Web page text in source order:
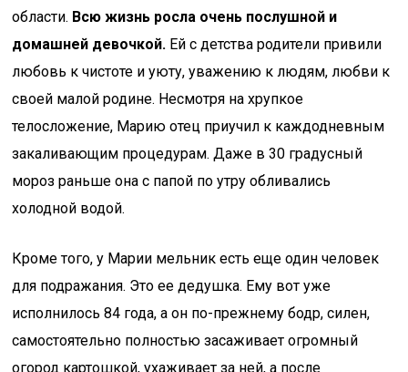
области. Всю жизнь росла очень послушной и
домашней девочкой. Ей с детства родители привили
любовь к чистоте и уюту, уважению к людям, любви к
своей малой родине. Несмотря на хрупкое
телосложение, Марию отец приучил к каждодневным
закаливающим процедурам. Даже в 30 градусный
мороз раньше она с папой по утру обливались
холодной водой.
Кроме того, у Марии мельник есть еще один человек
для подражания. Это ее дедушка. Ему вот уже
исполнилось 84 года, а он по-прежнему бодр, силен,
самостоятельно полностью засаживает огромный
огород картошкой, ухаживает за ней, а после